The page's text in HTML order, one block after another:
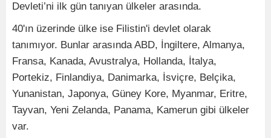
Devleti’ni ilk gün tanıyan ülkeler arasında.
40'ın üzerinde ülke ise Filistin'i devlet olarak
tanımıyor. Bunlar arasında ABD, İngiltere, Almanya,
Fransa, Kanada, Avustralya, Hollanda, İtalya,
Portekiz, Finlandiya, Danimarka, İsviçre, Belçika,
Yunanistan, Japonya, Güney Kore, Myanmar, Eritre,
Tayvan, Yeni Zelanda, Panama, Kamerun gibi ülkeler
var.